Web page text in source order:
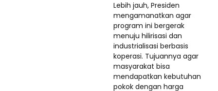
Lebih jauh, Presiden
mengamanatkan agar
program ini bergerak
menuju hilirisasi dan
industrialisasi berbasis
koperasi. Tujuannya agar
masyarakat bisa
mendapatkan kebutuhan
pokok dengan harga